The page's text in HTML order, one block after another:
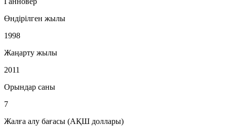
Өндірілген жылы
1998
Жаңарту жылы
2011
Орындар саны
7
Жалға алу бағасы (АҚШ доллары)